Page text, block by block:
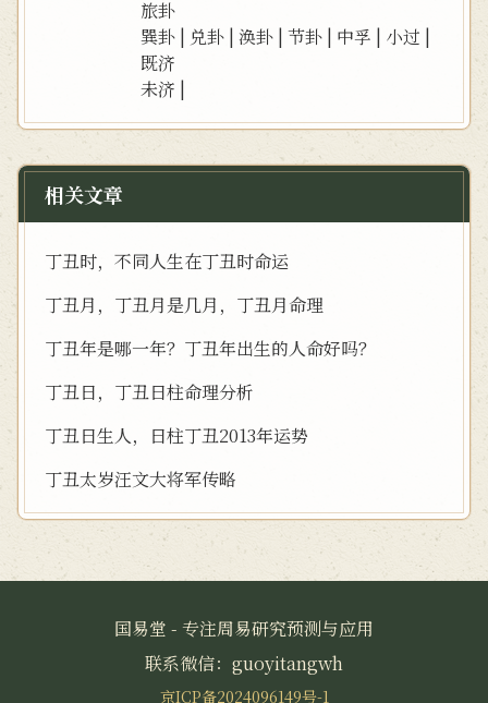
旅卦
巽卦 | 兑卦 |涣卦 |节卦 | 中孚 | 小过 |
既济
未济 |
相关文章
丁丑时，不同人生在丁丑时命运
丁丑月，丁丑月是几月，丁丑月命理
丁丑年是哪一年？丁丑年出生的人命好吗？
丁丑日，丁丑日柱命理分析
丁丑日生人，日柱丁丑2013年运势
丁丑太岁汪文大将军传略
国易堂 - 专注周易研究预测与应用
联系微信：guoyitangwh
京ICP备2024096149号-1